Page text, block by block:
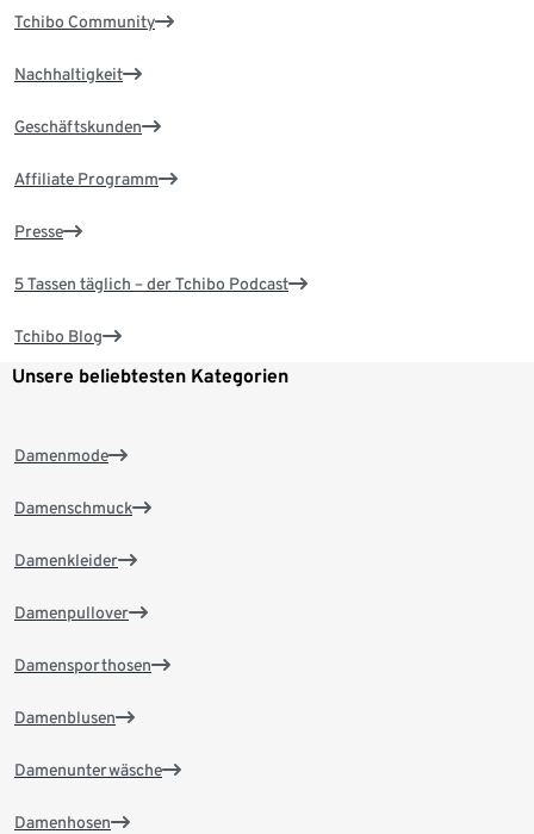
Tchibo Community
Nachhaltigkeit
Geschäftskunden
Affiliate Programm
Presse
5 Tassen täglich – der Tchibo Podcast
Tchibo Blog
Unsere beliebtesten Kategorien
Damenmode
Damenschmuck
Damenkleider
Damenpullover
Damensporthosen
Damenblusen
Damenunterwäsche
Damenhosen